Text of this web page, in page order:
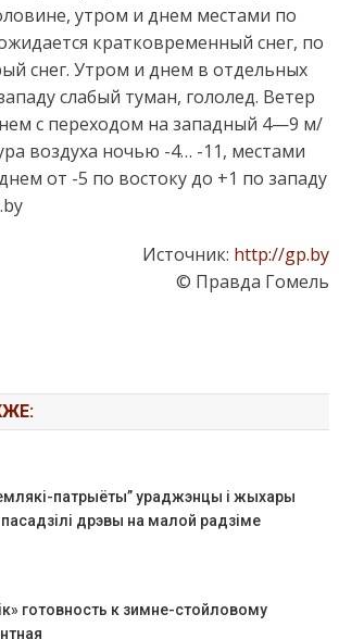
утром и днем местами по
кратковременный снег, по
снег. Утром и днем в отдельных
слабый туман, гололед. Ветер
с переходом на западный 4—9 м/
воздуха ночью -4… -11, местами
от -5 по востоку до +1 по западу
Источник: http://gp.by
© Правда Гомель
патрыёты” ураджэнцы і жыхары
дрэвы на малой радзіме
готовность к зимне-стойловому